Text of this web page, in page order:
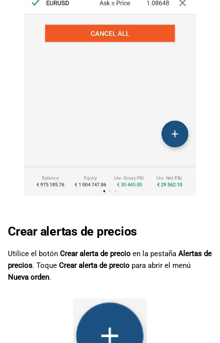
Crear alertas de precios
Utilice el botón Crear alerta de precio en la pestaña Alertas de
precios. Toque Crear alerta de precio para abrir el menú
Nueva orden.